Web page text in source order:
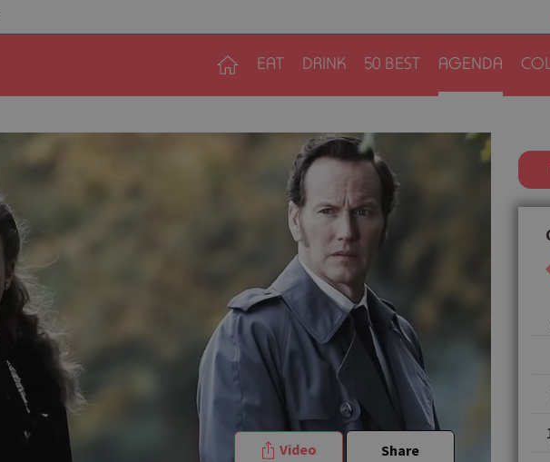
EAT DRINK 50 BEST AGENDA
Video Share